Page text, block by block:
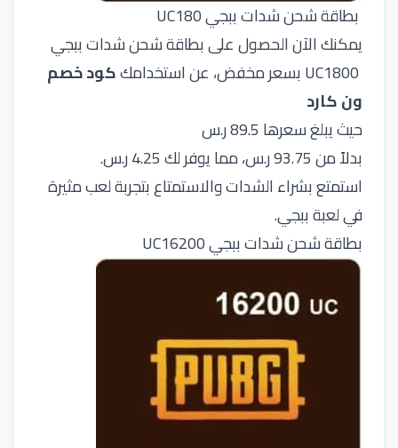
بطاقة شحن شدات ببجي UC180
يمكنك الآن الحصول على بطاقة شحن شدات ببجي
كود خصم
ون كارد
حيث يبلغ سعرها 89.5 ر.س
بدلاً من 93.75 ر.س، مما يوفر لك 4.25 ر.س.
استمتع بشراء الشدات والاستمتاع بتجربة لعب مثيرة
في لعبة ببجي.
بطاقة شحن شدات ببجي UC16200